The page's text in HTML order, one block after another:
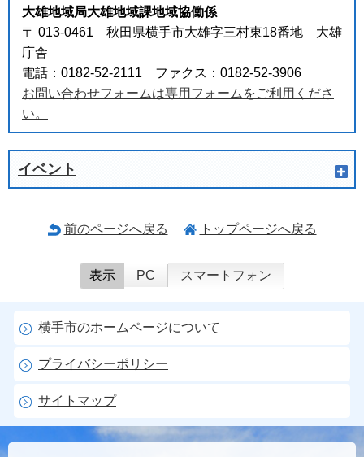
大雄地域局大雄地域課地域協働係
〒 013-0461 秋田県横手市大雄字三村東18番地 大雄
庁舎
電話：0182-52-2111 ファクス：0182-52-3906
お問い合わせフォームは専用フォームをご利用くださ
い。
イベント
前のページへ戻る トップページへ戻る
表示 PC スマートフォン
横手市のホームページについて
プライバシーポリシー
サイトマップ